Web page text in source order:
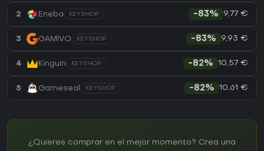
2 Eneba KEYSHOP -83% 9,77 €
3 GAMIVO KEYSHOP -83% 9,93 €
4 Kinguin KEYSHOP -82% 10,57 €
5 Gameseal KEYSHOP -82% 10,61 €
¿Quieres comprar en el mejor momento? Crea una